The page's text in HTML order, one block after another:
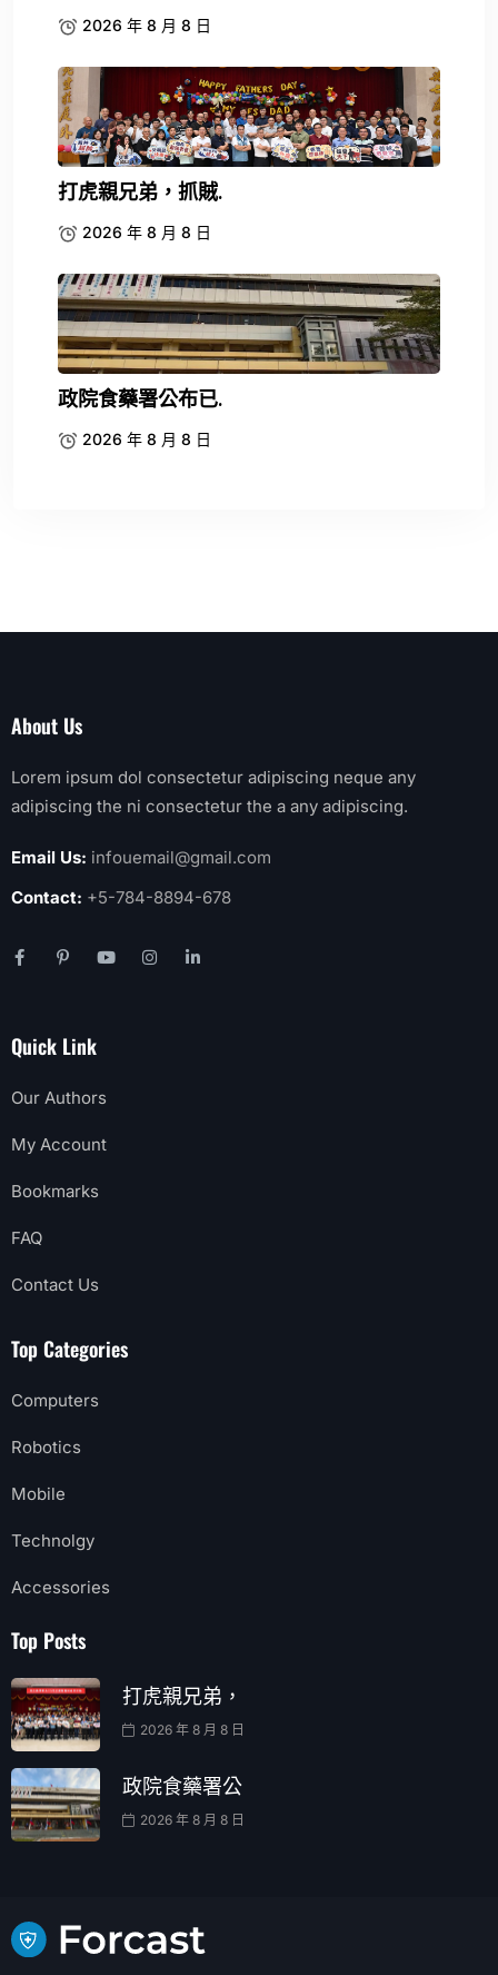
2026 年 8 月 8 日
打虎親兄弟，抓賊.
2026 年 8 月 8 日
政院食藥署公布已.
2026 年 8 月 8 日
About Us
Lorem ipsum dol consectetur adipiscing neque any
adipiscing the ni consectetur the a any adipiscing.
Email Us: infouemail@gmail.com
Contact: +5-784-8894-678
Quick Link
Our Authors
My Account
Bookmarks
FAQ
Contact Us
Top Categories
Computers
Robotics
Mobile
Technolgy
Accessories
Top Posts
打虎親兄弟，
2026 年 8 月 8 日
政院食藥署公
2026 年 8 月 8 日